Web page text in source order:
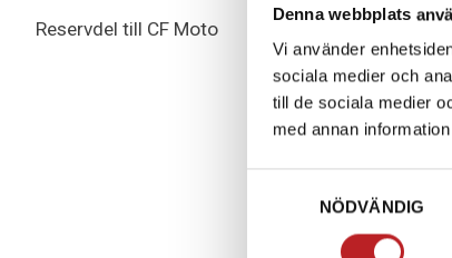
Denna webbplats
Vi använder
sociala medier och
till de sociala medier
med annan
NÖDVÄNDIG
Reservdel till CF Moto